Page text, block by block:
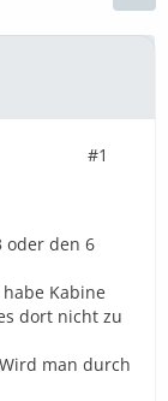
#1
oder den 6
Kabine
dort nicht zu
man durch